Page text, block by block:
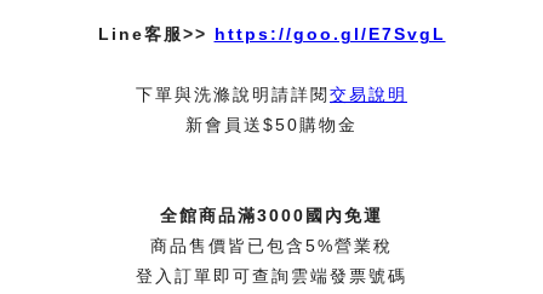
Line客服>> https://goo.gl/E7SvgL
下單與洗滌說明請詳閱交易說明
新會員送$50購物金
全館商品滿3000國內免運
商品售價皆已包含5%營業稅
登入訂單即可查詢雲端發票號碼